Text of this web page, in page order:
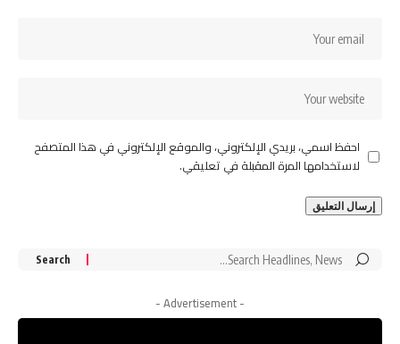
احفظ اسمي، بريدي الإلكتروني، والموقع الإلكتروني في هذا المتصفح
لاستخدامها المرة المقبلة في تعليقي.
Search
- Advertisement -